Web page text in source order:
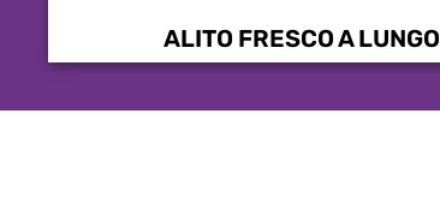
ALITO FRESCO A LUNGO